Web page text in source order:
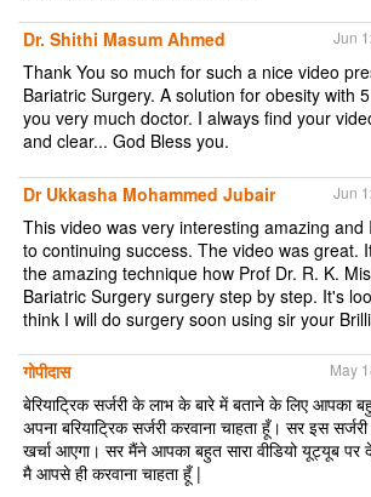
Dr. Shithi Masum Ahmed Jun
Thank You so much for such a nice video
Bariatric Surgery. A solution for obesity with
you very much doctor. I always find your
and clear... God Bless you.
Dr Ukkasha Mohammed Jubair Jun
This video was very interesting amazing and
to continuing success. The video was great.
the amazing technique how Prof Dr. R. K.
Bariatric Surgery surgery step by step. It's
think I will do surgery soon using sir your
गोपीदास May
बेरियाट्रिक सर्जरी के लाभ के बारे में बताने के लिए आपका
अपना बरियाट्रिक सर्जरी करवाना चाहता हूँ। सर इस
खर्चा आएगा। सर मैंने आपका बहुत सारा वीडियो यूट्यूब पर
मै आपसे ही करवाना चाहता हूँ |